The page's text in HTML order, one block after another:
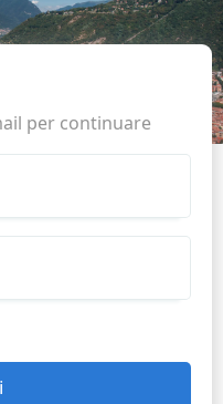
per continuare